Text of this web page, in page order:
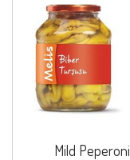
Mild Peperoni